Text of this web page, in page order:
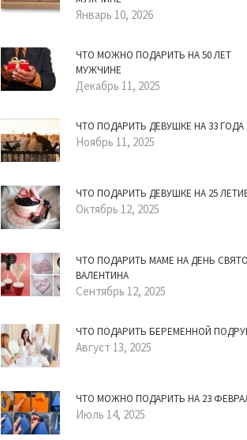
Январь 10, 2026
ЧТО МОЖНО ПОДАРИТЬ НА 50 ЛЕТ
МУЖЧИНЕ
Декабрь 11, 2025
ЧТО ПОДАРИТЬ ДЕВУШКЕ НА 33 ГОДА
Ноябрь 11, 2025
ЧТО ПОДАРИТЬ ДЕВУШКЕ НА 25
Октябрь 12, 2025
ЧТО ПОДАРИТЬ МАМЕ НА ДЕНЬ
ВАЛЕНТИНА
Сентябрь 12, 2025
ЧТО ПОДАРИТЬ БЕРЕМЕННОЙ
Август 13, 2025
ЧТО МОЖНО ПОДАРИТЬ НА 23
Июль 14, 2025